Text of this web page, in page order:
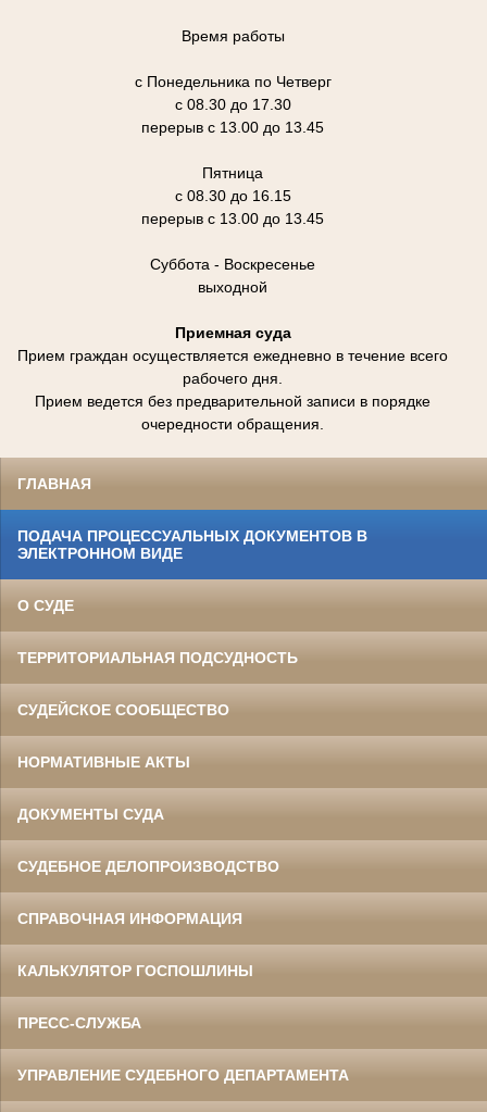
Время работы
с Понедельника по Четверг
с 08.30 до 17.30
перерыв с 13.00 до 13.45
Пятница
с 08.30 до 16.15
перерыв с 13.00 до 13.45
Суббота - Воскресенье
выходной
Приемная суда
Прием граждан осуществляется ежедневно в течение всего
рабочего дня.
Прием ведется без предварительной записи в порядке
очередности обращения.
ГЛАВНАЯ
ПОДАЧА ПРОЦЕССУАЛЬНЫХ ДОКУМЕНТОВ В
ЭЛЕКТРОННОМ ВИДЕ
О СУДЕ
ТЕРРИТОРИАЛЬНАЯ ПОДСУДНОСТЬ
СУДЕЙСКОЕ СООБЩЕСТВО
НОРМАТИВНЫЕ АКТЫ
ДОКУМЕНТЫ СУДА
СУДЕБНОЕ ДЕЛОПРОИЗВОДСТВО
СПРАВОЧНАЯ ИНФОРМАЦИЯ
КАЛЬКУЛЯТОР ГОСПОШЛИНЫ
ПРЕСС-СЛУЖБА
УПРАВЛЕНИЕ СУДЕБНОГО ДЕПАРТАМЕНТА